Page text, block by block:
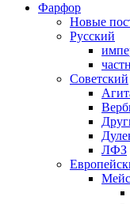
Фарфор
Новые
Русский
Советский
ЛФЗ